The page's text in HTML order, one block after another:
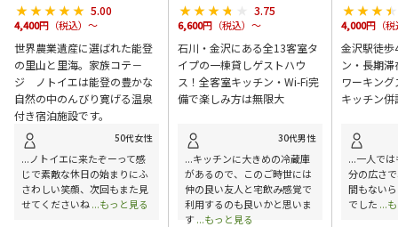
★★★★★
★★★★★ 5.00
4,400円（税込）～
世界農業遺産に選ばれた能登
の里山と里海。家族コテ－
ジ ノトイエは能登の豊かな
自然の中のんびり寛げる温泉
付き宿泊施設です。
50代女性
...ノトイエに来たぞーって感
じで素敵な休日の始まりにふ
さわしい笑顔、次回もまた見
せてくださいね...もっと見る
★★★★★
★★★★★ 3.75
6,600円（税込）～
石川・金沢にある全13客室タ
イプの一棟貸しゲストハウ
ス！全客室キッチン・Wi-Fi完
備で楽しみ方は無限大
30代男性
...キッチンに大きめの冷蔵庫
があるので、このご時世には
仲の良い友人と宅飲み感覚で
利用するのも良いかと思いま
す...もっと見る
4,000円（
金沢駅徒
ン・長期
ワーキン
キッチン
...一人で
分の広さ
間もない
でした ...